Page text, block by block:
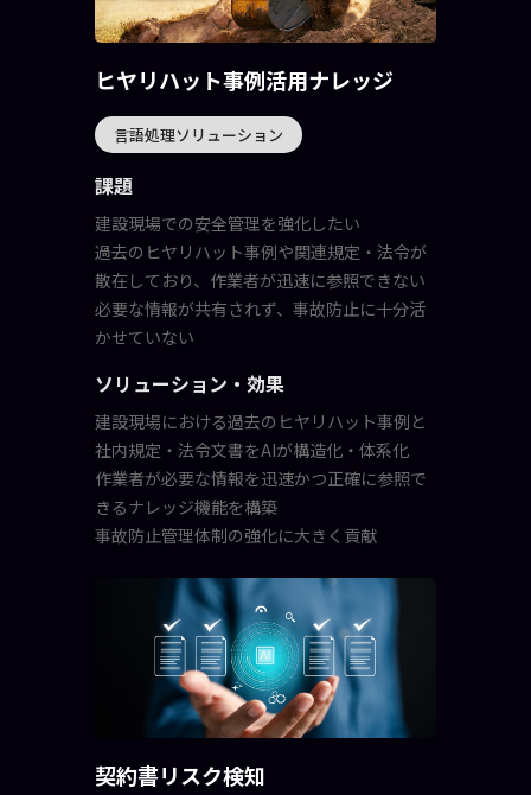
ヒヤリハット事例活用ナレッジ
言語処理ソリューション
課題
建設現場での安全管理を強化したい
過去のヒヤリハット事例や関連規定・法令が
散在しており、作業者が迅速に参照できない
必要な情報が共有されず、事故防止に十分活
かせていない
ソリューション・効果
建設現場における過去のヒヤリハット事例と
社内規定・法令文書をAIが構造化・体系化
作業者が必要な情報を迅速かつ正確に参照で
きるナレッジ機能を構築
事故防止管理体制の強化に大きく貢献
契約書リスク検知